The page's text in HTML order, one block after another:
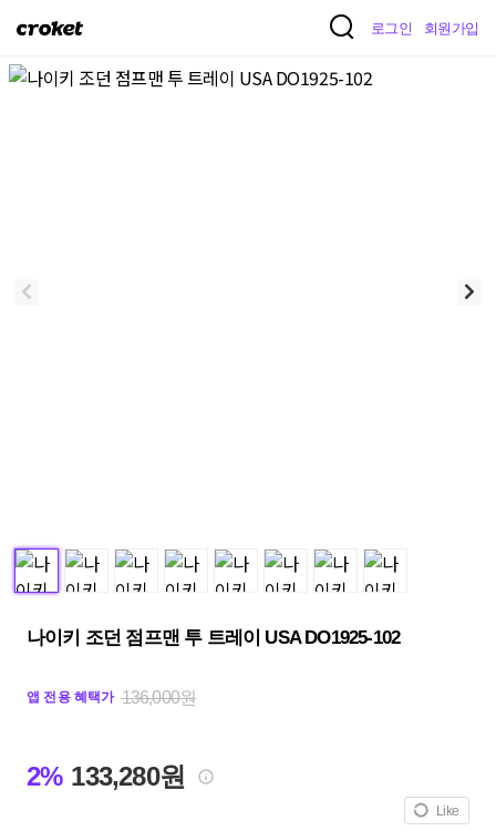
크
켓
로그인 회원가입
나이키 조던 점프맨 투 트레이 USA DO1925-102
앱 전용 혜택가 136,000원
2% 133,280원
Like